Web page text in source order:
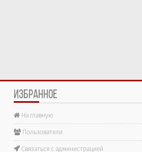
ИЗБРАННОЕ
На главную
Пользователи
Связаться с администрацией